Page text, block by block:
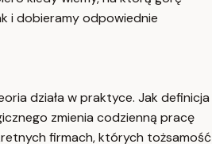
i dobieramy odpowiednie
działa w praktyce. Jak definicja
zmienia codzienną pracę
firmach, których tożsamość